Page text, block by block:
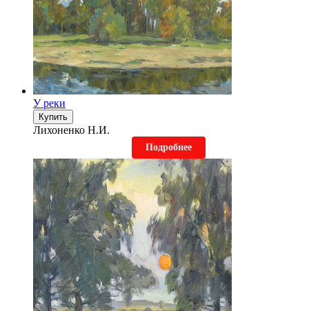
У реки
Купить
Лихоненко Н.И.
Подробнее